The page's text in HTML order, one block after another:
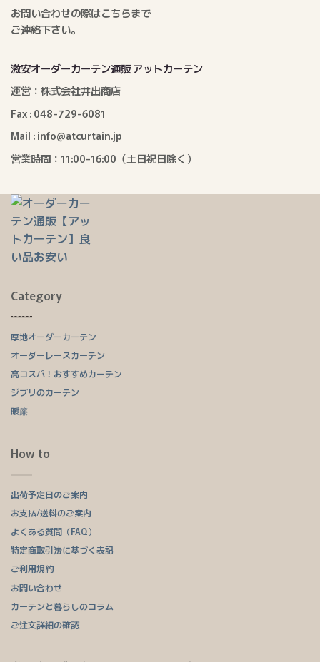
お問い合わせの際はこちらまで
ご連絡下さい。
激安オーダーカーテン通販 アットカーテン
運営：株式会社井出商店
Fax : 048-729-6081
Mail : info@atcurtain.jp
営業時間：11:00-16:00（土日祝日除く）
Category
厚地オーダーカーテン
オーダーレースカーテン
高コスパ！おすすめカーテン
ジブリのカーテン
暖簾
How to
出荷予定日のご案内
お支払/送料のご案内
よくある質問（FAQ）
特定商取引法に基づく表記
ご利用規約
お問い合わせ
カーテンと暮らしのコラム
ご注文詳細の確認